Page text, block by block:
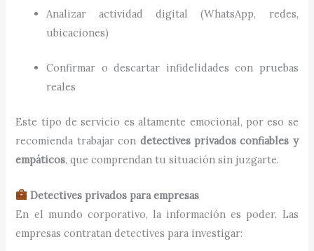
Analizar actividad digital (WhatsApp, redes,
ubicaciones)
Confirmar o descartar infidelidades con pruebas
reales
Este tipo de servicio es altamente emocional, por eso se
recomienda trabajar con detectives privados confiables y
empáticos, que comprendan tu situación sin juzgarte.
Detectives privados para empresas
En el mundo corporativo, la información es poder. Las
empresas contratan detectives para investigar: